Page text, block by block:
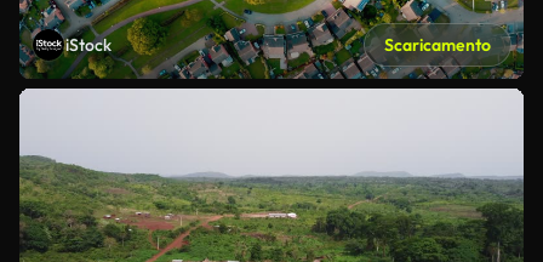
iStock Scaricamento